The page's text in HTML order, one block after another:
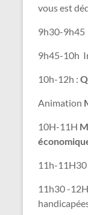
vous est
9h30-9h45
9h45-10h
10h-12h :
Animation
10H-11H
11h-
11h30 -12H